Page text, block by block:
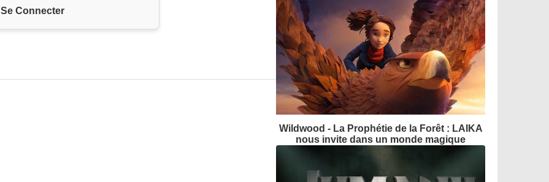
Se Connecter
Wildwood - La Prophétie de la Forêt : LAIKA
nous invite dans un monde magique